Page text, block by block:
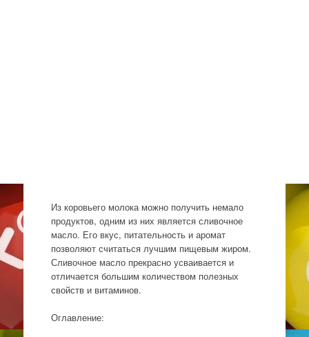
Из коровьего молока можно получить немало
продуктов, одним из них является сливочное
масло. Его вкус, питательность и аромат
позволяют считаться лучшим пищевым жиром.
Сливочное масло прекрасно усваивается и
отличается большим количеством полезных
свойств и витаминов.
Оглавление: